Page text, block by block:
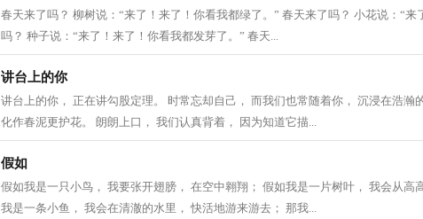
春天来了吗？ 柳树说：“来了！来了！你看我都绿了。” 春天来了吗？ 小花说：“来
吗？ 种子说：“来了！来了！你看我都发芽了。” 春天...
讲台上的你
讲台上的你， 正在讲勾股定理。 时常忘却自己， 而我们也常随着你， 沉浸在浩瀚
化作春泥更护花。 朗朗上口， 我们认真背着， 因为知道它描...
假如
假如我是一只小鸟， 我要张开翅膀， 在空中翱翔； 假如我是一片树叶， 我会从高
我是一条小鱼， 我会在清澈的水里， 快活地游来游去； 那我...